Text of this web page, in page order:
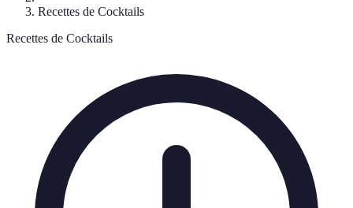
Recettes de Cocktails
Recettes de Cocktails